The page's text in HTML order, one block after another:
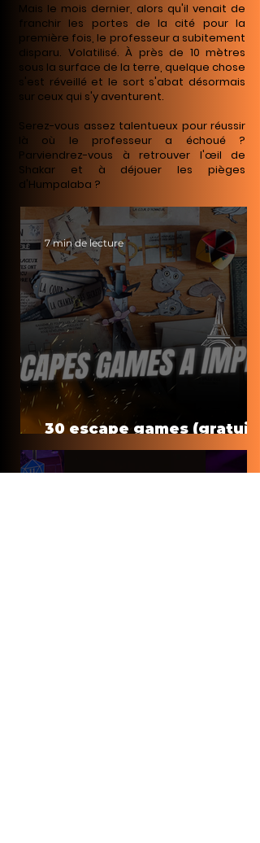
Mais le mois dernier, alors qu'il venait de
franchir les portes de la cité pour la
première fois, le professeur a subitement
disparu. Volatilisé. À près de 10 mètres
sous la surface de la terre, quelque chose
s'est réveillé et le sort s'abat désormais
sur ceux qui s'y aventurent.
Serez-vous assez talentueux pour réussir
là où le professeur a échoué ?
Parviendrez-vous à retrouver l'œil de
Shakar et à déjouer les pièges
d'Humpalaba ?
30 escape games
à faire à la maison
7 min de lecture